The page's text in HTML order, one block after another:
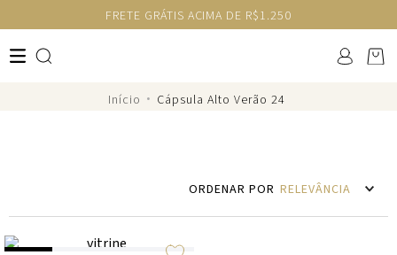
FRETE GRÁTIS ACIMA DE R$1.250
Cápsula Alto Verão 24
RELEVÂNCIA